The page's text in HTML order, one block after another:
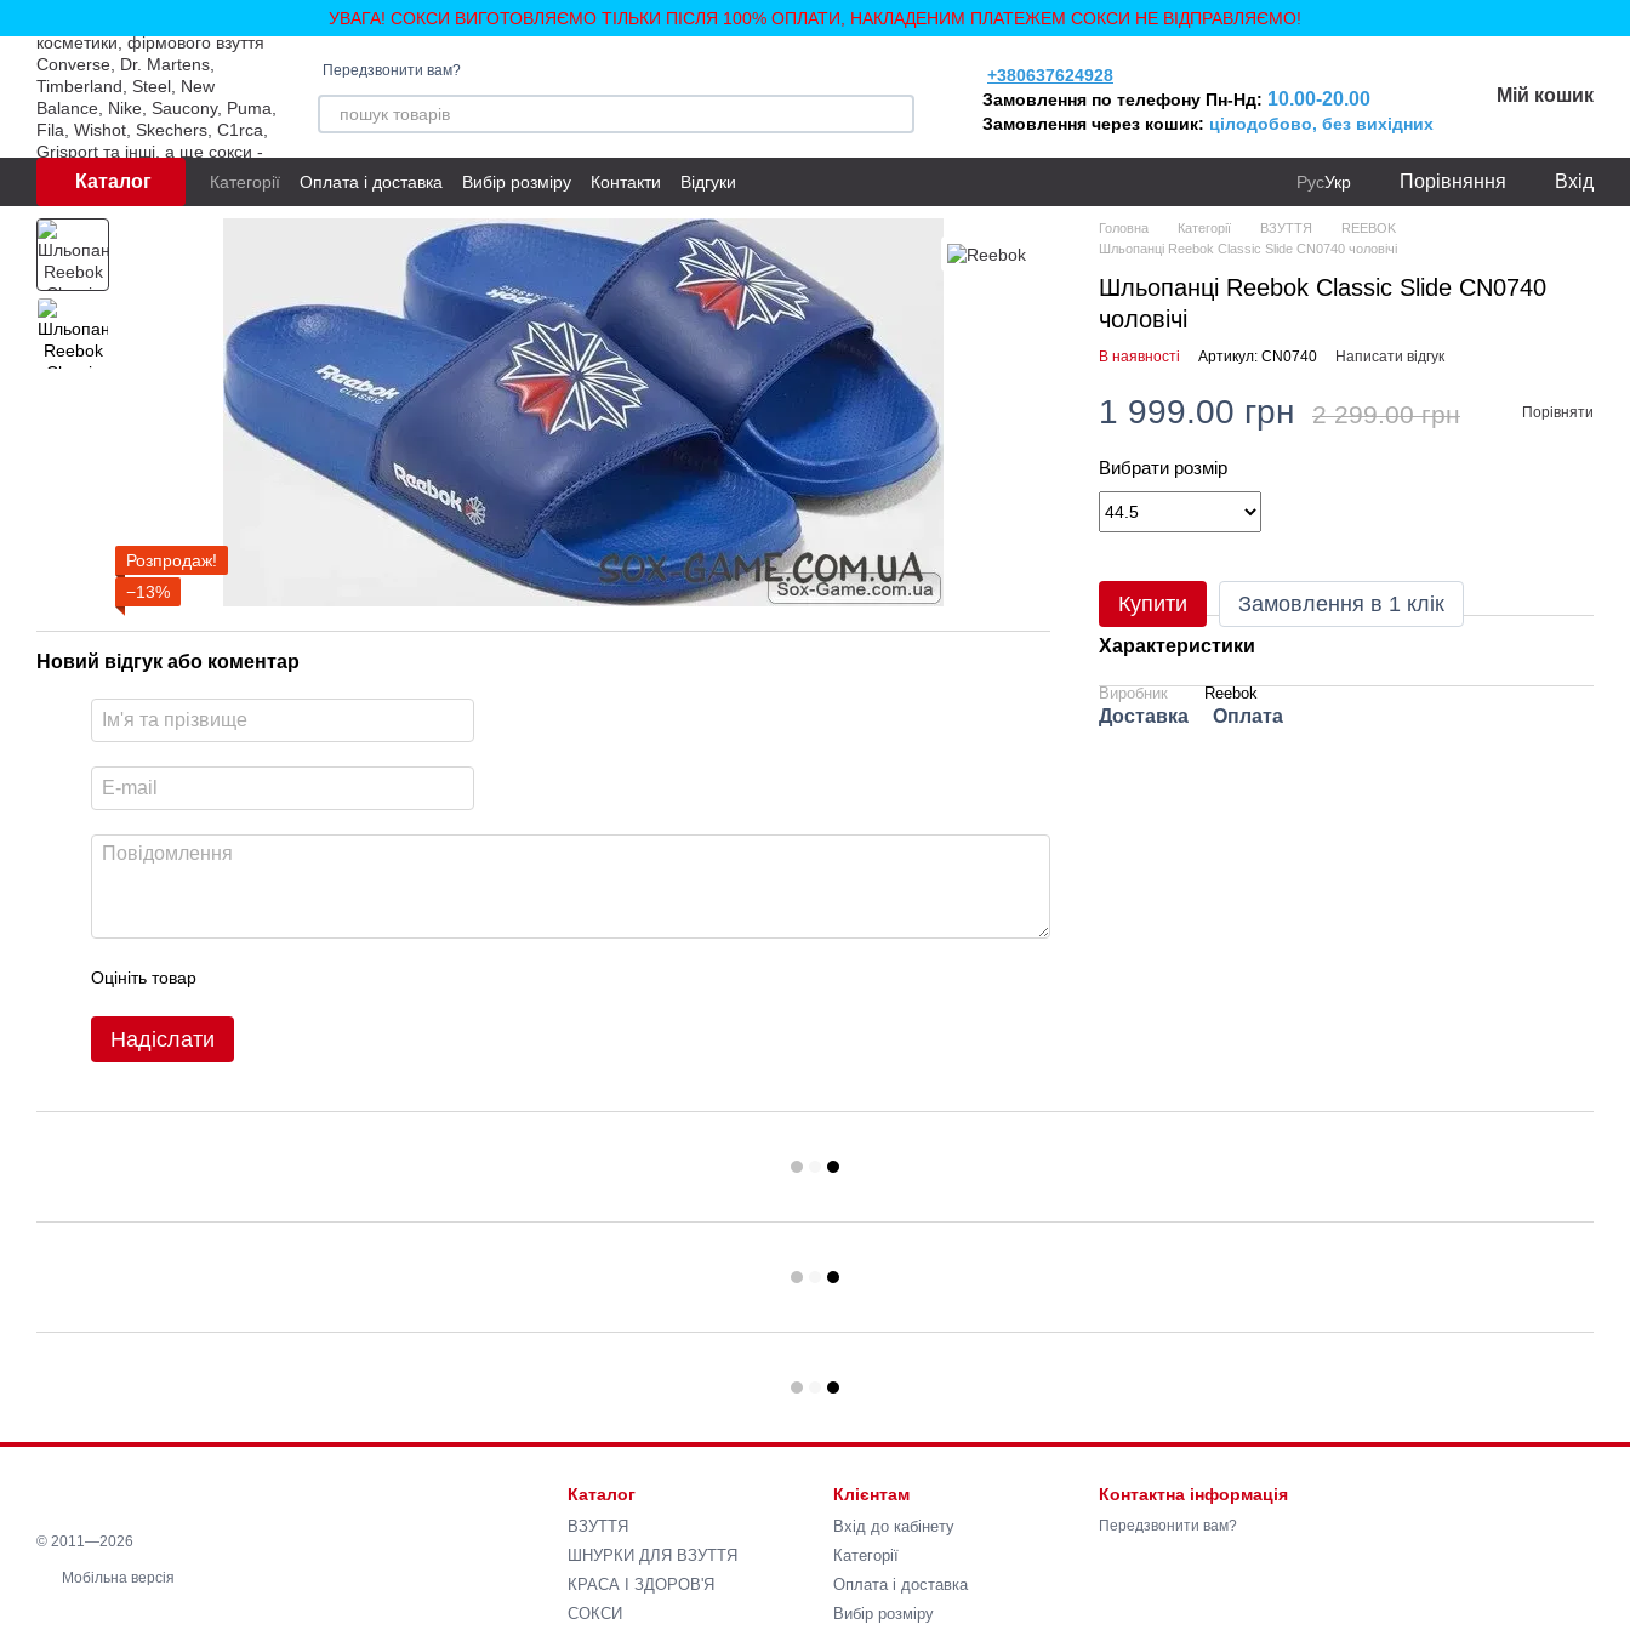
УВАГА! СОКСИ ВИГОТОВЛЯЄМО ТІЛЬКИ ПІСЛЯ 100% ОПЛАТИ, НАКЛАДЕНИМ ПЛАТЕЖЕМ СОКСИ НЕ ВІДПРАВЛЯЄМО!
Передзвонити вам?
+380637624928
Замовлення по телефону Пн-Нд: 10.00-20.00
Замовлення через кошик: цілодобово, без вихідних
Мій кошик
Каталог Категорії Оплата і доставка Вибір розміру Контакти Відгуки РусУкр Порівняння Вхід
Розпродаж!
−13%
Новий відгук або коментар
Оцініть товар
Надіслати
Головна Категорії ВЗУТТЯ
REEBOK
Шльопанці Reebok Classic Slide CN0740 чоловічі
Шльопанці Reebok Classic Slide CN0740
чоловічі
В наявності Артикул: CN0740 Написати відгук
1 999.00 грн 2 299.00 грн Порівняти
Вибрати розмір
Купити Замовлення в 1 клік
Характеристики
Виробник Reebok
Доставка Оплата
© 2011—2026
Мобільна версія
Каталог
ВЗУТТЯ
ШНУРКИ ДЛЯ ВЗУТТЯ
КРАСА І ЗДОРОВ'Я
СОКСИ
Клієнтам
Вхід до кабінету
Категорії
Оплата і доставка
Вибір розміру
Контактна інформація
Передзвонити вам?